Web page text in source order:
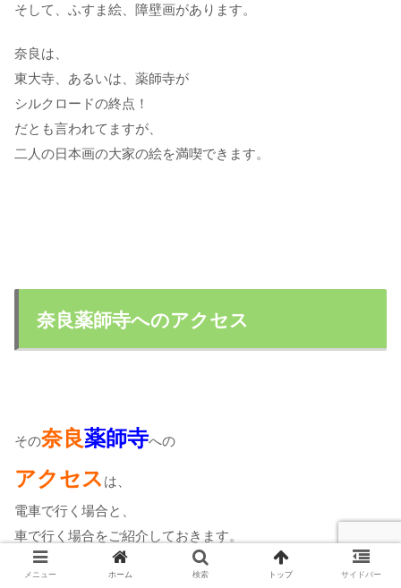
そして、ふすま絵、障壁画があります。
奈良は、
東大寺、あるいは、薬師寺が
シルクロードの終点！
だとも言われてますが、
二人の日本画の大家の絵を満喫できます。
奈良薬師寺へのアクセス
その奈良薬師寺への
アクセス は、
電車で行く場合と、
車で行く場合をご紹介しておきます。
まずは、
メニュー ホーム 検索 トップ サイドバー